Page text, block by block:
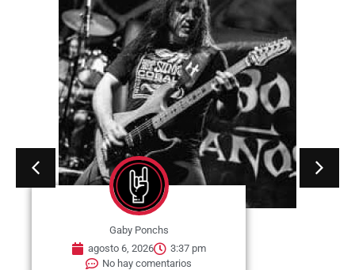
Gaby Ponchs
agosto 6, 2026
3:37 pm
No hay comentarios